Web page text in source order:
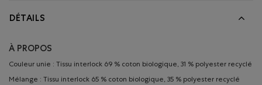
DÉTAILS
À PROPOS
Couleur unie : Tissu interlock 69 % coton biologique, 31 % polyester recyclé
Mélange : Tissu interlock 65 % coton biologique, 35 % polyester recyclé